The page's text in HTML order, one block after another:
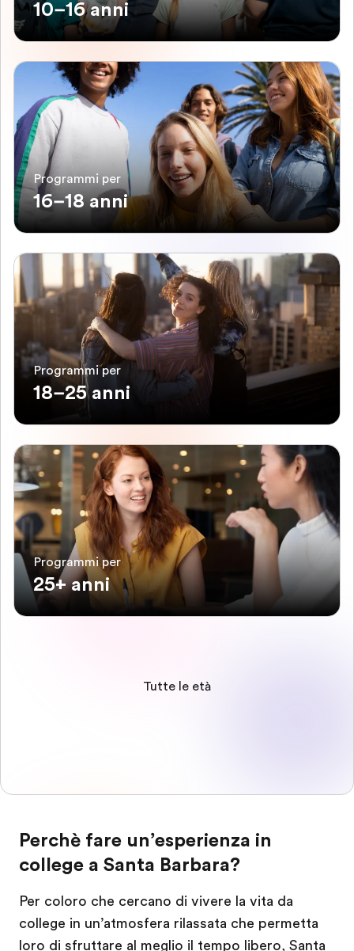
10–16 anni
Programmi per
16–18 anni
Programmi per
18–25 anni
Programmi per
25+ anni
Tutte le età
Perchè fare un’esperienza in
college a Santa Barbara?
Per coloro che cercano di vivere la vita da
college in un’atmosfera rilassata che permetta
loro di sfruttare al meglio il tempo libero, Santa